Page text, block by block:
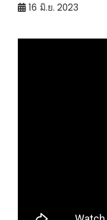
16 มิ.ย. 2023